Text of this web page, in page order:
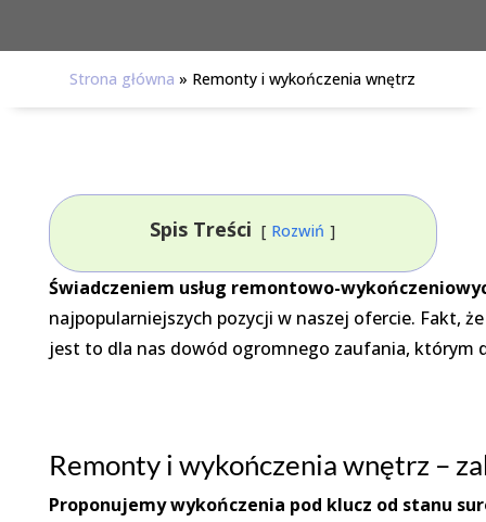
Strona główna » Remonty i wykończenia wnętrz
Spis Treści Rozwiń
Świadczeniem usług remontowo-
najpopularniejszych pozycji w naszej ofercie. Fakt,
jest to dla nas dowód ogromnego zaufania, którym
Remonty i wykończenia wnętrz –
Proponujemy wykończenia pod klucz od stanu